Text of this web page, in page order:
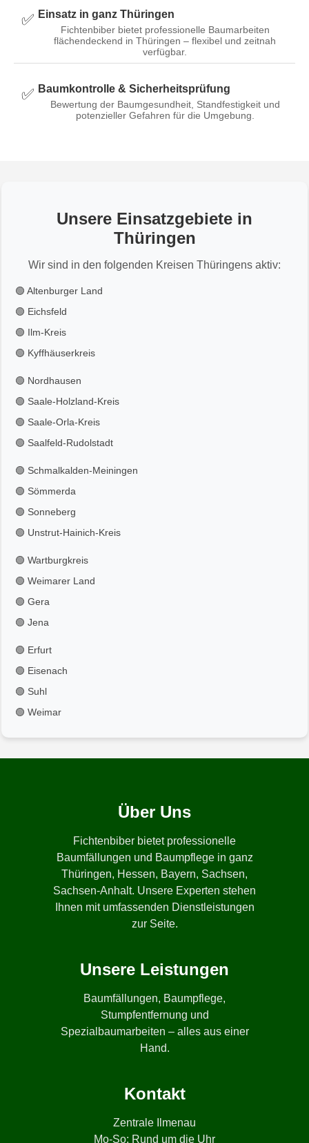
✅ Einsatz in ganz Thüringen
Fichtenbiber bietet professionelle Baumarbeiten
flächendeckend in Thüringen – flexibel und zeitnah
verfügbar.
✅ Baumkontrolle & Sicherheitsprüfung
Bewertung der Baumgesundheit, Standfestigkeit und
potenzieller Gefahren für die Umgebung.
Unsere Einsatzgebiete in
Thüringen
Wir sind in den folgenden Kreisen Thüringens aktiv:
🟢 Altenburger Land
🟢 Eichsfeld
🟢 Ilm-Kreis
🟢 Kyffhäuserkreis
🟢 Nordhausen
🟢 Saale-Holzland-Kreis
🟢 Saale-Orla-Kreis
🟢 Saalfeld-Rudolstadt
🟢 Schmalkalden-Meiningen
🟢 Sömmerda
🟢 Sonneberg
🟢 Unstrut-Hainich-Kreis
🟢 Wartburgkreis
🟢 Weimarer Land
🟢 Gera
🟢 Jena
🟢 Erfurt
🟢 Eisenach
🟢 Suhl
🟢 Weimar
Über Uns
Fichtenbiber bietet professionelle
Baumfällungen und Baumpflege in ganz
Thüringen, Hessen, Bayern, Sachsen,
Sachsen-Anhalt. Unsere Experten stehen
Ihnen mit umfassenden Dienstleistungen
zur Seite.
Unsere Leistungen
Baumfällungen, Baumpflege,
Stumpfentfernung und
Spezialbaumarbeiten – alles aus einer
Hand.
Kontakt
Zentrale Ilmenau
Mo-So: Rund um die Uhr